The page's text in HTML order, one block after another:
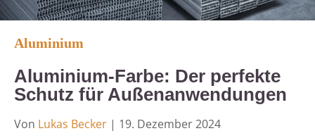
Aluminium
Aluminium-Farbe: Der perfekte
Schutz für Außenanwendungen
Von Lukas Becker | 19. Dezember 2024